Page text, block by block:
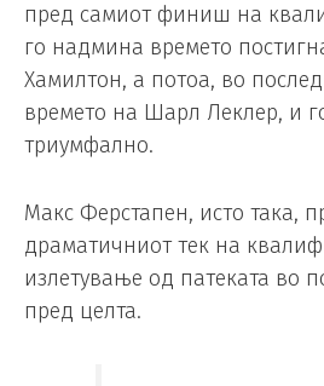
пред самиот финиш на
го надмина времето
Хамилтон, а потоа, во
времето на Шарл Леклер, и
триумфално.
Макс Ферстапен, исто така,
драматичниот тек на
излетување од патеката во
пред целта.